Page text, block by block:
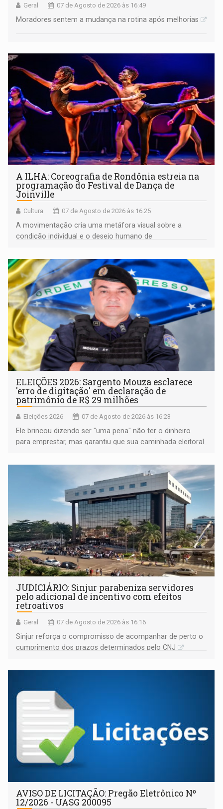
Geral 07 de Agosto de 2026 às 16:49
Moradores sentem a mudança na rotina após melhorias
A ILHA: Coreografia de Rondônia estreia na
programação do Festival de Dança de
Joinville
Cultura 07 de Agosto de 2026 às 16:25
A movimentação cria uma metáfora visual sobre a
condição individual e o desejo humano de
ELEIÇÕES 2026: Sargento Mouza esclarece
'erro de digitação' em declaração de
patrimônio de R$ 29 milhões
Eleições 2026 07 de Agosto de 2026 às 16:23
Ele brincou dizendo ser "uma pena" não ter o dinheiro
para emprestar, mas garantiu que sua caminhada eleitoral
JUDICIÁRIO: Sinjur parabeniza servidores
pelo adicional de incentivo com efeitos
retroativos
Geral 07 de Agosto de 2026 às 16:16
Sinjur reforça o compromisso de acompanhar de perto o
cumprimento dos prazos determinados pelo CNJ
AVISO DE LICITAÇÃO: Pregão Eletrônico Nº
12/2026 - UASG 200095